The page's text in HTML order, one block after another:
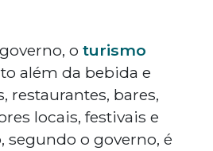
o turismo
além da bebida e
restaurantes, bares,
locais, festivais e
segundo o governo, é